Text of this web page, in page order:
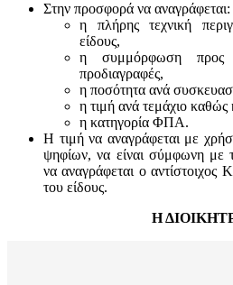
Στην προσφορά να αναγράφεται:
η πλήρης τεχνική
είδους,
η συμμόρφωση προς
προδιαγραφές,
η ποσότητα ανά
η τιμή ανά τεμάχιο καθώς
η κατηγορία ΦΠΑ.
Η τιμή να αναγράφεται με
ψηφίων, να είναι σύμφωνη με
να αναγράφεται ο
του είδους.
Η